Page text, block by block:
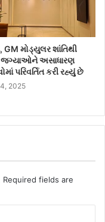
GM મોડ્યુલર શાંતિથી
જગ્યાઓને અસાધારણ
પરિવર્તિત કરી રહ્યું છે
2025
Required fields are